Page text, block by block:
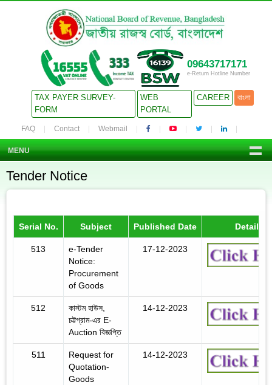
09643717171
e-Return Hotline Number
TAX PAYER SURVEY-
FORM
WEB
PORTAL
CAREER বাংলা
FAQ Contact Webmail
MENU
Tender Notice
Serial No. Subject Published Date Details
513
e-Tender
Notice:
Procurement
of Goods
17-12-2023
512
কাস্টম হাউস,
চট্টগ্রাম-এর E-
Auction বিজ্ঞপ্তি
14-12-2023
511
Request for
Quotation-
Goods
14-12-2023